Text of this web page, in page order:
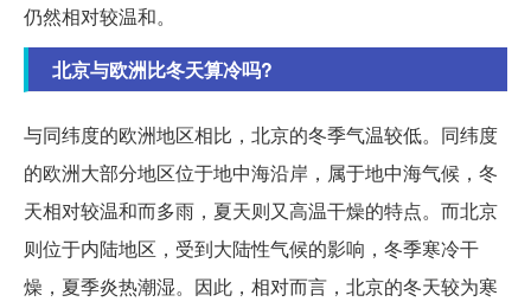
仍然相对较温和。
北京与欧洲比冬天算冷吗?
与同纬度的欧洲地区相比，北京的冬季气温较低。同纬度
的欧洲大部分地区位于地中海沿岸，属于地中海气候，冬
天相对较温和而多雨，夏天则又高温干燥的特点。而北京
则位于内陆地区，受到大陆性气候的影响，冬季寒冷干
燥，夏季炎热潮湿。因此，相对而言，北京的冬天较为寒